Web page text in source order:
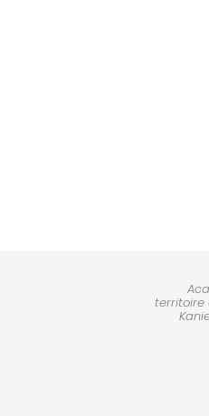
territoire